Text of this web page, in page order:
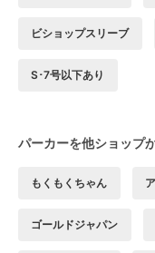
ビショップスリーブ
S･7号以下あり
パーカーを他ショップ
もくもくちゃん
ゴールドジャパン